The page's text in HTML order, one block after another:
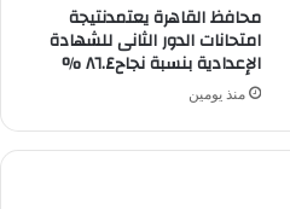
محافظ القاهرة يعتمدنتيجة
امتحانات الدور الثانى للشهادة
الإعدادية بنسبة نجاح٨٦.٤ %
منذ يومين